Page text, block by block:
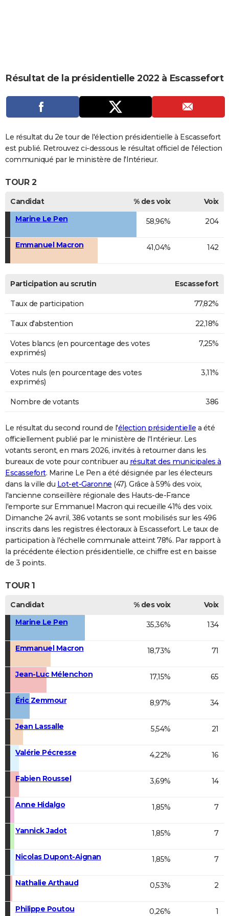
CARTE DE VOEUX
DICTIONNAIRE
Dictionnaire
Biographies
Expressions
Proverbes
PROGRAMME TV
COPAINS D'AVANT
S'inscrire
Se connecter
Lycées
Collèges
Primaires
Universités
Entreprises
Service militaire
Avis de recherche
AVIS DE DÉCÈS
FORUM
Bricolage
Culture
Television
Voyage
Résultat de la présidentielle 2022 à Escassefort
Le résultat du 2e tour de l'élection présidentielle à Escassefort
est publié. Retrouvez ci-dessous le résultat officiel de l'élection
communiqué par le ministère de l'Intérieur.
TOUR 2
Candidat % des voix
Voix
Marine Le Pen
58,96% 204
Emmanuel Macron 41,04% 142
Participation au scrutin Escassefort
Taux de participation 77,82%
Taux d'abstention 22,18%
Votes blancs (en pourcentage des votes
exprimés)
7,25%
Votes nuls (en pourcentage des votes
exprimés)
3,11%
Nombre de votants 386
Le résultat du second round de l'élection présidentielle a été
officiellement publié par le ministère de l'Intérieur. Les
votants seront, en mars 2026, invités à retourner dans les
bureaux de vote pour contribuer au résultat des municipales à
Escassefort. Marine Le Pen a été désignée par les électeurs
dans la ville du Lot-et-Garonne (47). Grâce à 59% des voix,
l'ancienne conseillère régionale des Hauts-de-France
l'emporte sur Emmanuel Macron qui recueille 41% des voix.
Dimanche 24 avril, 386 votants se sont mobilisés sur les 496
inscrits dans les registres électoraux à Escassefort. Le taux de
participation à l'échelle communale atteint 78%. Par rapport à
la précédente élection présidentielle, ce chiffre est en baisse
de 3 points.
TOUR 1
Candidat % des voix
Voix
Marine Le Pen
35,36% 134
Emmanuel Macron 18,73% 71
Jean-Luc Mélenchon 17,15% 65
Éric Zemmour 8,97% 34
Jean Lassalle 5,54% 21
Valérie Pécresse 4,22% 16
Fabien Roussel 3,69% 14
Anne Hidalgo 1,85% 7
Yannick Jadot 1,85% 7
Nicolas Dupont-Aignan 1,85% 7
Nathalie Arthaud 0,53% 2
Philippe Poutou 0,26% 1